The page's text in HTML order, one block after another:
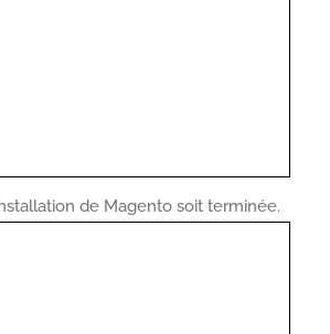
de Magento soit terminée.